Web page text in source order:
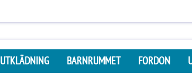
UTKLÄDNING BARNRUMMET FORDON